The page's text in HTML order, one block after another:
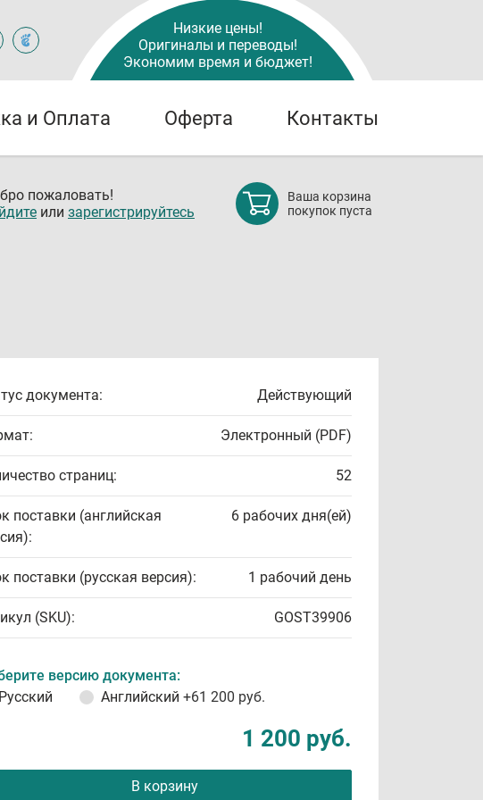
Низкие цены!
Оригиналы и переводы!
Экономим время и бюджет!
и Оплата Оферта Контакты
пожаловать!
или зарегистрируйтесь
Ваша корзина
покупок пуста
документа: Действующий
Электронный (PDF)
страниц: 52
поставки (английская
6 рабочих дня(ей)
поставки (русская версия): 1 рабочий день
(SKU): GOST39906
версию документа:
Русский
Английский +61 200 руб.
1 200 руб.
В корзину